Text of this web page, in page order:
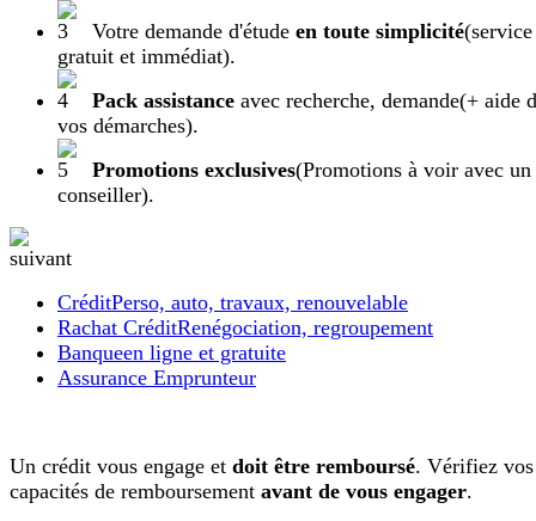
Votre demande d'étude en toute simplicité(service
gratuit et immédiat).
Pack assistance avec recherche, demande(+ aide
vos démarches).
Promotions exclusives(Promotions à voir avec un
conseiller).
CréditPerso, auto, travaux, renouvelable
Rachat CréditRenégociation, regroupement
Banqueen ligne et gratuite
Assurance Emprunteur
Un crédit vous engage et doit être remboursé. Vérifiez vos
capacités de remboursement avant de vous engager.